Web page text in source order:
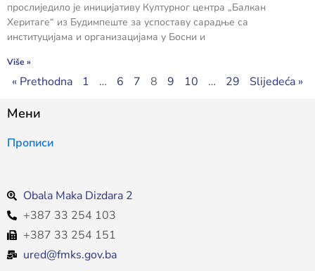
прослиједило је иницијативу Културног центра „Балкан
Херитаге“ из Будимпеште за успоставу сарадње са
институцијама и организацијама у Босни и
Više »
« Prethodna 1 … 6 7 8 9 10 … 29 Slijedeća »
Мени
Прописи
Obala Maka Dizdara 2
+387 33 254 103
+387 33 254 151
ured@fmks.gov.ba